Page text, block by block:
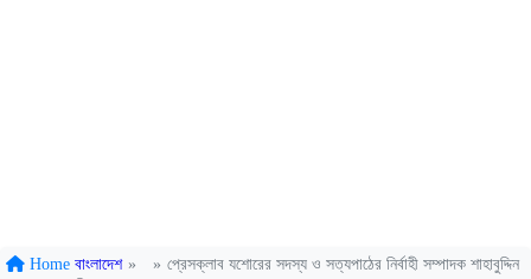
Home বাংলাদেশ » » প্রেসক্লাব যশোরের সদস্য ও সত্যপাঠের নির্বাহী সম্পাদক শাহাবুদ্দিন